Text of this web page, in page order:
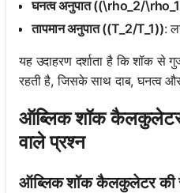
घनत्व अनुपात ((\rho_2/
तापमान अनुपात ((T_2/T_1)):
यह उदाहरण दर्शाता है कि शॉक से
रहती है, जिसके साथ दाब, घनत्व और
ऑब्लिक शॉक
वाले प्रश्न
ऑब्लिक शॉक कैलकुलेटर की